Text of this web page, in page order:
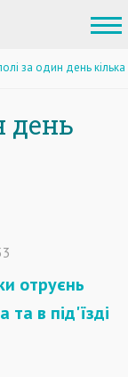
за один день
день
отруєнь
в під'їзді